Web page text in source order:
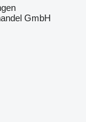
GmbH